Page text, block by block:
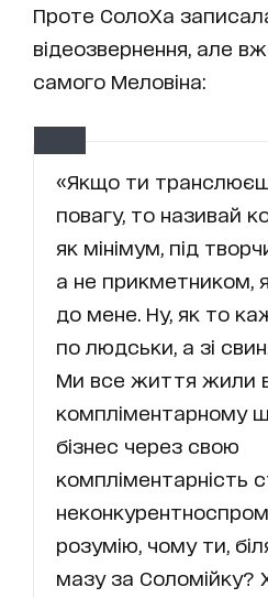
Проте СолоХа
відеозвернення, але
самого Меловіна:
«Якщо ти транслюєш
повагу, то називай
як мінімум, під
а не прикметником,
до мене. Ну, як то
по людськи, а зі
Ми все життя жили
компліментарному
бізнес через свою
компліментарність
розумію, чому ти,
мазу за Соломійку?